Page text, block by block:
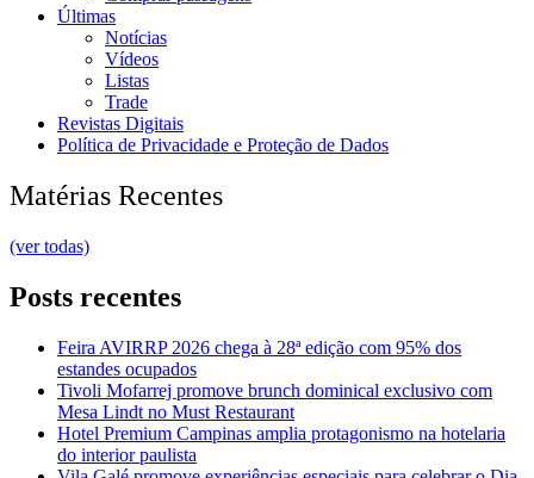
Últimas
Notícias
Vídeos
Listas
Trade
Revistas Digitais
Política de Privacidade e Proteção de Dados
Matérias Recentes
(ver todas)
Posts recentes
Feira AVIRRP 2026 chega à 28ª edição com 95% dos
estandes ocupados
Tivoli Mofarrej promove brunch dominical exclusivo com
Mesa Lindt no Must Restaurant
Hotel Premium Campinas amplia protagonismo na hotelaria
do interior paulista